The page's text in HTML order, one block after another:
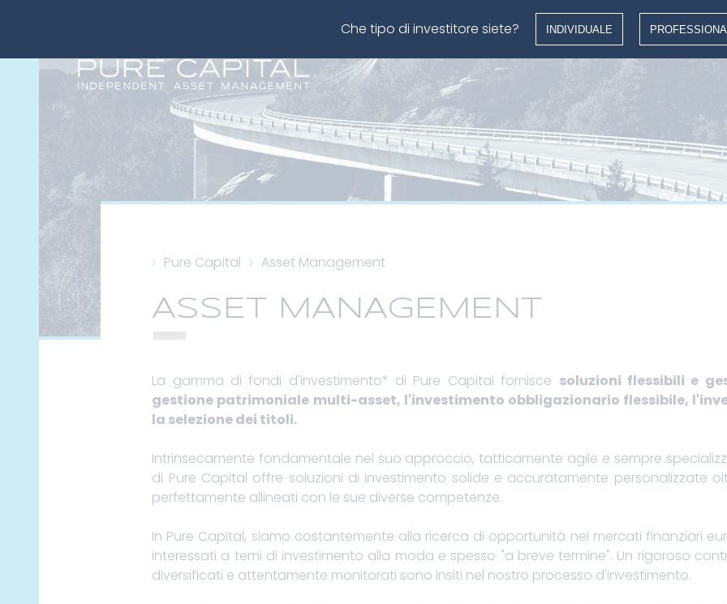
Pure Capital Asset Management
ASSET MANAGEMENT
La gamma di fondi d'investimento* di Pure Capital fornisce soluzioni flessibili e
gestione patrimoniale multi-asset, l'investimento obbligazionario flessibile,
la selezione dei titoli.
Intrinsecamente fondamentale nel suo approccio, tatticamente agile e sempre
di Pure Capital offre soluzioni di investimento solide e accuratamente personalizzate
perfettamente allineati con le sue diverse competenze.
In Pure Capital, siamo costantemente alla ricerca di opportunità nei mercati finanziari
interessati a temi di investimento alla moda e spesso "a breve termine". Un rigoroso
diversificati e attentamente monitorati sono insiti nel nostro processo d'investimento.
Che tipo di investitore siete? INDIVIDUALE